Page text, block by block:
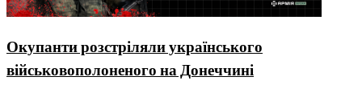
Окупанти розстріляли українського
військовополоненого на Донеччині